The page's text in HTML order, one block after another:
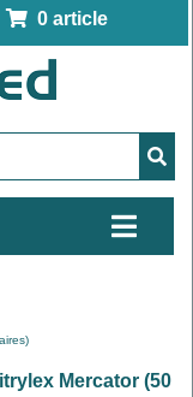
0 article
Mercator (50